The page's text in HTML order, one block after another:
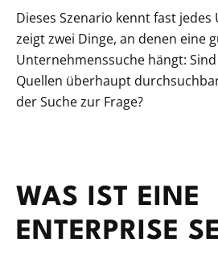
Dieses Szenario kennt fast jedes
zeigt zwei Dinge, an denen eine
Unternehmenssuche hängt:
Quellen überhaupt
der Suche zur Frage?
WAS IST EINE
ENTERPRISE